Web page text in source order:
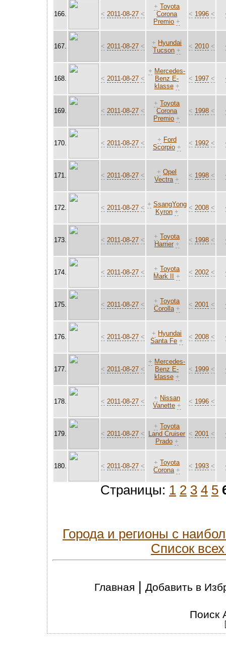
166. < 2011-08-27 <
+ Toyota
Corona
Premio +
< 1996 <
167. < 2011-08-27 < + Hyundai
Tucson +
< 2010 <
168. < 2011-08-27 <
+ Mercedes-
Benz E-
klasse +
< 1997 <
169. < 2011-08-27 <
+ Toyota
Corona
Premio +
< 1998 <
170. < 2011-08-27 < + Ford
Scorpio +
< 1992 <
171. < 2011-08-27 < + Opel
Vectra +
< 1998 <
172. < 2011-08-27 < + SsangYong
Kyron +
< 2008 <
173. < 2011-08-27 < + Toyota
Harrier +
< 1998 <
174. < 2011-08-27 < + Toyota
Mark II
+
< 2002 <
175. < 2011-08-27 < + Toyota
Corolla +
< 2001 <
176. < 2011-08-27 < + Hyundai
Santa Fe +
< 2008 <
177. < 2011-08-27 <
+ Mercedes-
Benz E-
klasse +
< 1999 <
178. < 2011-08-27 < + Nissan
Vanette +
< 1996 <
179. < 2011-08-27 <
+ Toyota
Land Cruiser
Prado +
< 2001 <
180. < 2011-08-27 < + Toyota
Corona +
< 1993 <
Страницы: 1 2 3 4 5
Города и регионы с
Список
Главная | Добавить в
Поиск